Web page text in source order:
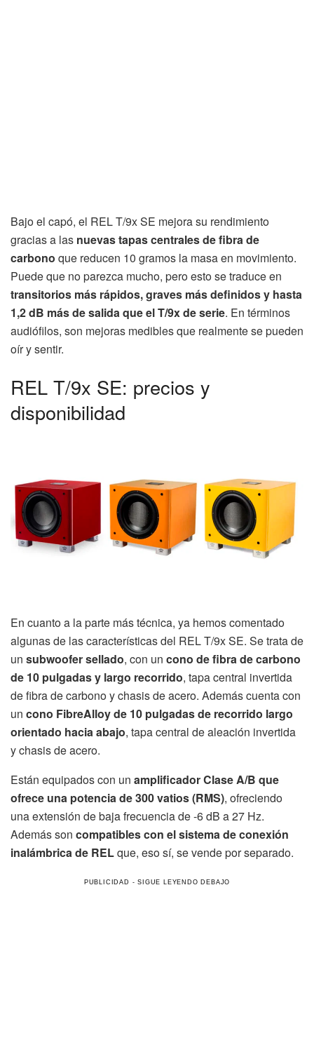
Bajo el capó, el REL T/9x SE mejora su rendimiento
gracias a las nuevas tapas centrales de fibra de
carbono que reducen 10 gramos la masa en movimiento.
Puede que no parezca mucho, pero esto se traduce en
transitorios más rápidos, graves más definidos y hasta
1,2 dB más de salida que el T/9x de serie. En términos
audiófilos, son mejoras medibles que realmente se pueden
oír y sentir.
REL T/9x SE: precios y
disponibilidad
En cuanto a la parte más técnica, ya hemos comentado
algunas de las características del REL T/9x SE. Se trata de
un subwoofer sellado, con un cono de fibra de carbono
de 10 pulgadas y largo recorrido, tapa central invertida
de fibra de carbono y chasis de acero. Además cuenta con
un cono FibreAlloy de 10 pulgadas de recorrido largo
orientado hacia abajo, tapa central de aleación invertida
y chasis de acero.
Están equipados con un amplificador Clase A/B que
ofrece una potencia de 300 vatios (RMS), ofreciendo
una extensión de baja frecuencia de -6 dB a 27 Hz.
Además son compatibles con el sistema de conexión
inalámbrica de RELque, eso sí, se vende por separado.